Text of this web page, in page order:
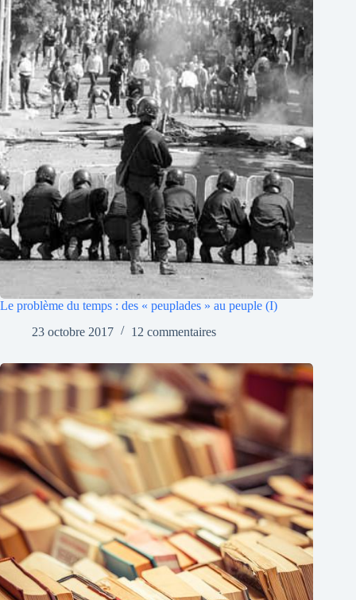
Le problème du temps : des « peuplades » au peuple (I)
23 octobre 2017
12 commentaires